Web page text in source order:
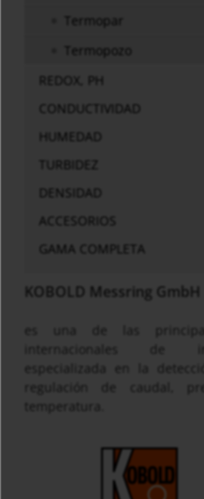
Termopar
Termopozo
REDOX, PH
CONDUCTIVIDAD
HUMEDAD
TURBIDEZ
DENSIDAD
ACCESORIOS
GAMA COMPLETA
KOBOLD Messring GmbH
especializada en la
regulación de caudal,